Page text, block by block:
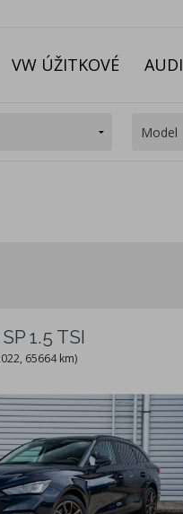
VW ÚŽITKOVÉ AUDI
1.5 TSI
65664 km)